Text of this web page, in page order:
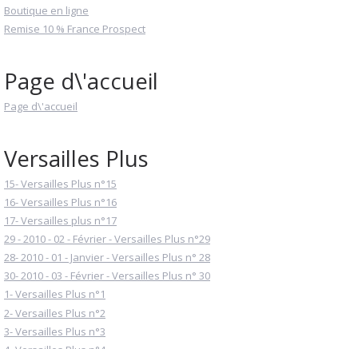
Boutique en ligne
Remise 10 % France Prospect
Page d\'accueil
Page d\'accueil
Versailles Plus
15- Versailles Plus n°15
16- Versailles Plus n°16
17- Versailles plus n°17
29 - 2010 - 02 - Février - Versailles Plus n°29
28- 2010 - 01 - Janvier - Versailles Plus n° 28
30- 2010 - 03 - Février - Versailles Plus n° 30
1- Versailles Plus n°1
2- Versailles Plus n°2
3- Versailles Plus n°3